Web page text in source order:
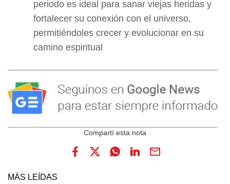
periodo es ideal para sanar viejas heridas y
fortalecer su conexión con el universo,
permitiéndoles crecer y evolucionar en su
camino espiritual
MÁS LEÍDAS